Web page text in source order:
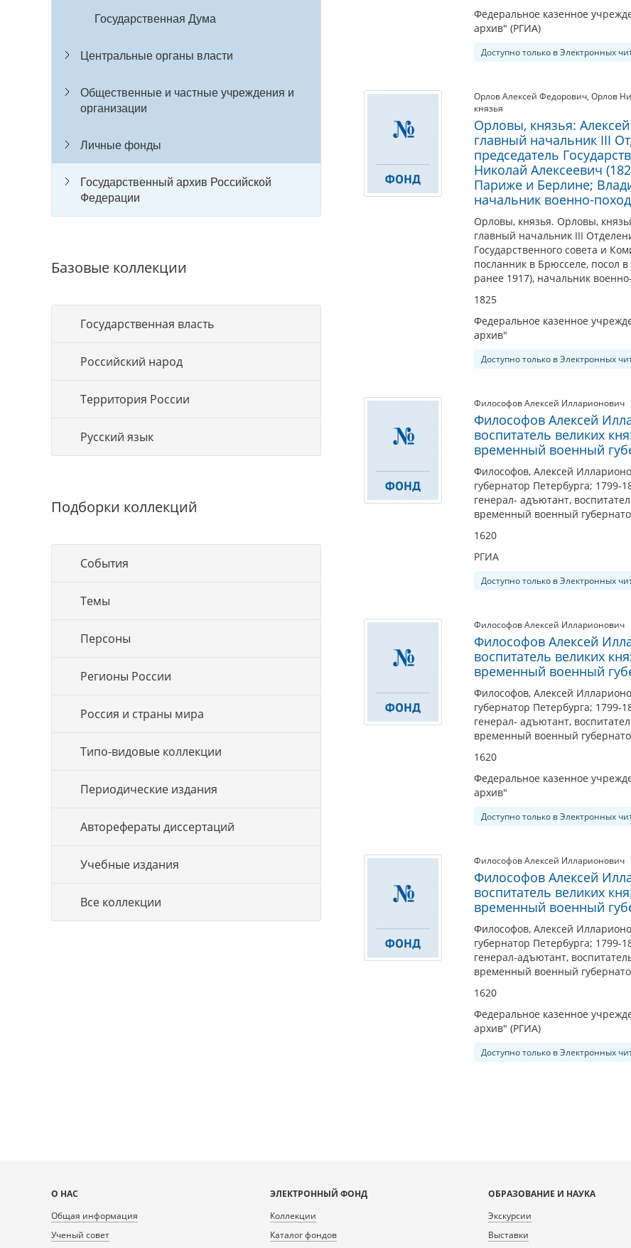
Государственная Дума
Центральные органы власти
Общественные и частные учреждения и
организации
Личные фонды
Государственный архив Российской
Федерации
Базовые коллекции
Государственная власть
Российский народ
Территория России
Русский язык
Подборки коллекций
События
Темы
Персоны
Регионы России
Россия и страны мира
Типо-видовые коллекции
Периодические издания
Авторефераты диссертаций
Учебные издания
Все коллекции
Федеральное казенное
архив" (РГИА)
Доступно только в Электронных
Орлов Алексей Федорович, Орлов
князья
Орловы, князья:
главный начальник III
председатель
Николай Алексеевич
Париже и Берлине;
начальник военно-
Орловы, князья. Орловы,
главный начальник III
Государственного совета и
посланник в Брюсселе, посол
ранее 1917), начальник
1825
Федеральное казенное
архив"
Доступно только в Электронных
Философов Алексей Илларионович
Философов Алексей
воспитатель великих
временный военный
Философов, Алексей
губернатор Петербурга; 1799-
генерал- адъютант,
временный военный
1620
РГИА
Доступно только в Электронных
Философов Алексей Илларионович
Философов Алексей
воспитатель великих
временный военный
Философов, Алексей
губернатор Петербурга; 1799-
генерал- адъютант,
временный военный
1620
Федеральное казенное
архив"
Доступно только в Электронных
Философов Алексей Илларионович
Философов Алексей
воспитатель великих
временный военный
Философов, Алексей
губернатор Петербурга; 1799-
генерал-адъютант,
временный военный
1620
Федеральное казенное
архив" (РГИА)
Доступно только в Электронных
Карта
сайта
О НАС
Общая информация
Ученый совет
ЭЛЕКТРОННЫЙ ФОНД
Коллекции
Каталог фондов
ОБРАЗОВАНИЕ И НАУКА
Экскурсии
Выставки